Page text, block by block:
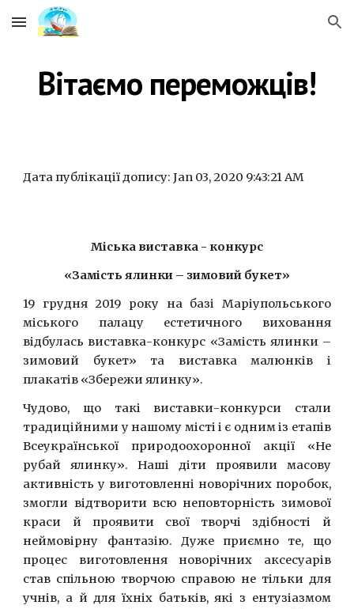
Skip to main content Skip to navigation
Вітаємо переможців!
Дата публікації допису: Jan 03, 2020 9:43:21 AM
Міська виставка - конкурс
«Замість ялинки – зимовий букет»
19 грудня 2019 року на базі Маріупольського
міського палацу естетичного виховання
відбулась виставка-конкурс «Замість ялинки –
зимовий букет» та виставка малюнків і
плакатів «Збережи ялинку».
Чудово, що такі виставки-конкурси стали
традиційними у нашому місті і є одним із етапів
Всеукраїнської природоохоронної акції «Не
рубай ялинку». Наші діти проявили масову
активність у виготовленні новорічних поробок,
змогли відтворити всю неповторність зимової
краси й проявити свої творчі здібності й
неймовірну фантазію. Дуже приємно те, що
процес виготовлення новорічних аксесуарів
став спільною творчою справою не тільки для
учнів, а й для їхніх батьків, які з ентузіазмом